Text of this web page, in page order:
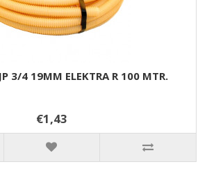
3/4 19MM ELEKTRA R 100 MTR.
€1,43